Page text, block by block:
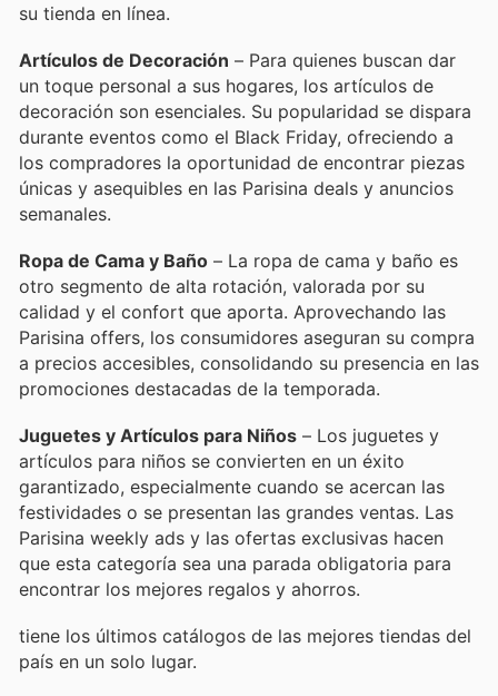
su tienda en línea.
Artículos de Decoración – Para quienes buscan dar
un toque personal a sus hogares, los artículos de
decoración son esenciales. Su popularidad se dispara
durante eventos como el Black Friday, ofreciendo a
los compradores la oportunidad de encontrar piezas
únicas y asequibles en las Parisina deals y anuncios
semanales.
Ropa de Cama y Baño – La ropa de cama y baño es
otro segmento de alta rotación, valorada por su
calidad y el confort que aporta. Aprovechando las
Parisina offers, los consumidores aseguran su compra
a precios accesibles, consolidando su presencia en las
promociones destacadas de la temporada.
Juguetes y Artículos para Niños – Los juguetes y
artículos para niños se convierten en un éxito
garantizado, especialmente cuando se acercan las
festividades o se presentan las grandes ventas. Las
Parisina weekly ads y las ofertas exclusivas hacen
que esta categoría sea una parada obligatoria para
encontrar los mejores regalos y ahorros.
tiene los últimos catálogos de las mejores tiendas del
país en un solo lugar.